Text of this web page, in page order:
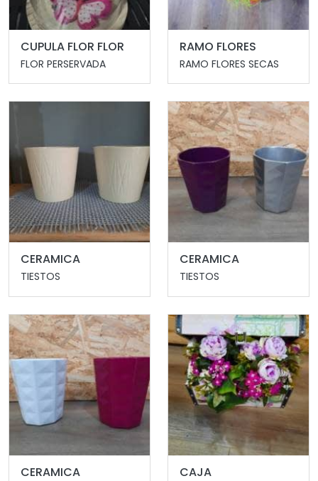
CUPULA FLOR FLOR
FLOR PERSERVADA
RAMO FLORES
RAMO FLORES SECAS
CERAMICA
TIESTOS
CERAMICA
TIESTOS
CERAMICA CAJA